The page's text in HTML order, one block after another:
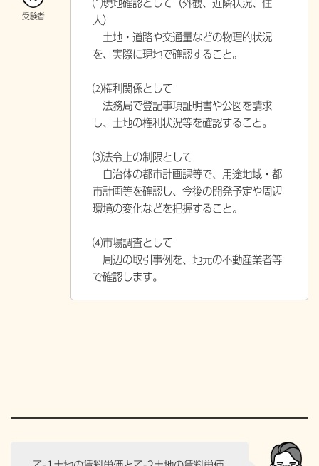
⑴現地確認として（外観、近隣状況、住
人）
土地・道路や交通量などの物理的状況
を、実際に現地で確認すること。
⑵権利関係として
法務局で登記事項証明書や公図を請求
し、土地の権利状況等を確認すること。
⑶法令上の制限として
自治体の都市計画課等で、用途地域・都
市計画等を確認し、今後の開発予定や周辺
環境の変化などを把握すること。
⑷市場調査として
周辺の取引事例を、地元の不動産業者等
で確認します。